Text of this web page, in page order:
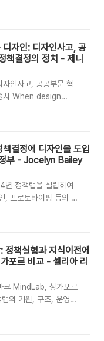
는 운영모델이 나타나고
운영과 규정·조례 정비
요자 중심 혁신의 기반을
서비스디자인의 이해
인은 서비스 개선을 넘
과적 접근이다. 디자인
티어로 자리잡고 있으
너 모두에게 새로운
와 미래사고를 통한 공
for Public Policy
자인연구소 2023년
, 런던예술대학교 센트럴
자인: 디자인사고, 공
책결정의 정치 - 제니
인사고, 공공부문 혁
치 When design
, 제48권 제1호,
view/
약, 생략된 부분이 있
인해주세요.) 2019년 4
C..
결정에 디자인을 도입
부 - Jocelyn Bailey
년 정책랩을 설립하여
, 프로토타이핑 등의 방
입하고 있다. 본 연구는
홀 문화와 충돌함을 보
디어를 풍부하게 하지
역학 속에서 단순한
화적 변화를 요구하는
은 2016년 국제 디자
을 다루고 있기에 디
책실험과 지식이전에
포르 비교 - 셀리아 리
크 MindLab, 싱가포르
의 기원, 구조, 운영방
했다. 세 랩 모두 시민